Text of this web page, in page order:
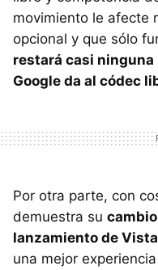
movimiento le afecte
opcional y que sólo
restará casi
Google da al códec
Por otra parte, con
demuestra su
lanzamiento de Vista
una mejor